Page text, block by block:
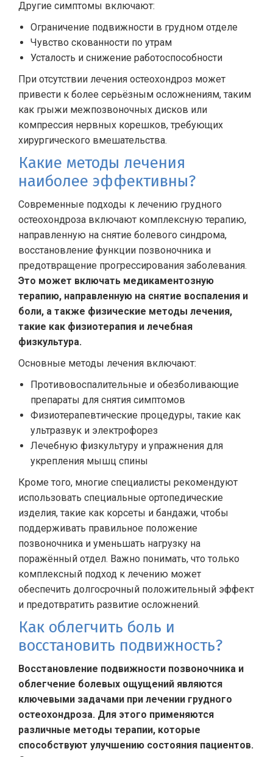
Другие симптомы включают:
Ограничение подвижности в грудном отделе
Чувство скованности по утрам
Усталость и снижение работоспособности
При отсутствии лечения остеохондроз может
привести к более серьёзным осложнениям, таким
как грыжи межпозвоночных дисков или
компрессия нервных корешков, требующих
хирургического вмешательства.
Какие методы лечения
наиболее эффективны?
Современные подходы к лечению грудного
остеохондроза включают комплексную терапию,
направленную на снятие болевого синдрома,
восстановление функции позвоночника и
предотвращение прогрессирования заболевания.
Это может включать медикаментозную
терапию, направленную на снятие воспаления и
боли, а также физические методы лечения,
такие как физиотерапия и лечебная
физкультура.
Основные методы лечения включают:
Противовоспалительные и обезболивающие
препараты для снятия симптомов
Физиотерапевтические процедуры, такие как
ультразвук и электрофорез
Лечебную физкультуру и упражнения для
укрепления мышц спины
Кроме того, многие специалисты рекомендуют
использовать специальные ортопедические
изделия, такие как корсеты и бандажи, чтобы
поддерживать правильное положение
позвоночника и уменьшать нагрузку на
поражённый отдел. Важно понимать, что только
комплексный подход к лечению может
обеспечить долгосрочный положительный эффект
и предотвратить развитие осложнений.
Как облегчить боль и
восстановить подвижность?
Восстановление подвижности позвоночника и
облегчение болевых ощущений являются
ключевыми задачами при лечении грудного
остеохондроза. Для этого применяются
различные методы терапии, которые
способствуют улучшению состояния пациентов.